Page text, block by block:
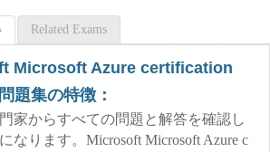
Related Exams
Microsoft Azure certification
題集の特徴：
家からすべての問題と解答を確認し
なります。Microsoft Microsoft Azure c